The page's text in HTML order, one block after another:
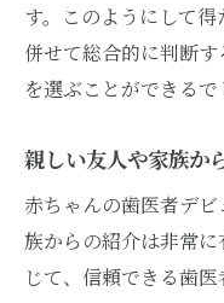
す。このようにして
併せて総合的に判断
を選ぶことができるで
親しい友人や家族か
赤ちゃんの歯医者デ
族からの紹介は非常
じて、信頼できる歯